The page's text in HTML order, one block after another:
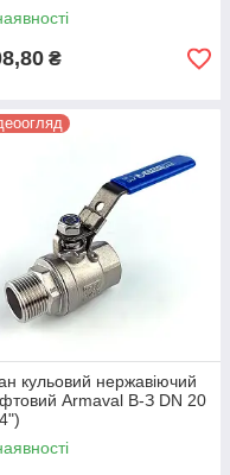
₴
кульовий нержавіючий
Armaval В-З DN 20